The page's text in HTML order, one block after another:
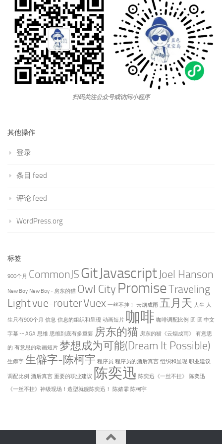
扫码关注公众号或访问小程序
其他操作
登录
条目 feed
评论 feed
WordPress.org
标签
900个月 CommonJSGitJavascript Joel Hanson
New Boy New Boy - 房东的猫 Owl City PromiseTraveling
Lightvue-routerVuex 一丝不挂！ 云烟成雨 五月天 人生 人
生只有900个月 信息 信息的组织和呈现 动画短片 咖啡 咖啡调配比例 圆 圆 中文
字幕 -- AGA 思维 思维到底有多重要 房东的猫 房东的猫《云烟成雨》 有意思
的 有意思的动画短片 梦想成为可能(Dream It Possible)
生僻字 生僻字-陈柯宇 程序员 程序员的酒后真言 组织和呈现 职业建议
调配比例 酒后真言 重要的职业建议 陈奕迅 陈奕迅《一丝不挂》
陈奕迅
《一丝不挂》神级现场！造型就服陈奕迅！
陈婧霏 陈柯宇